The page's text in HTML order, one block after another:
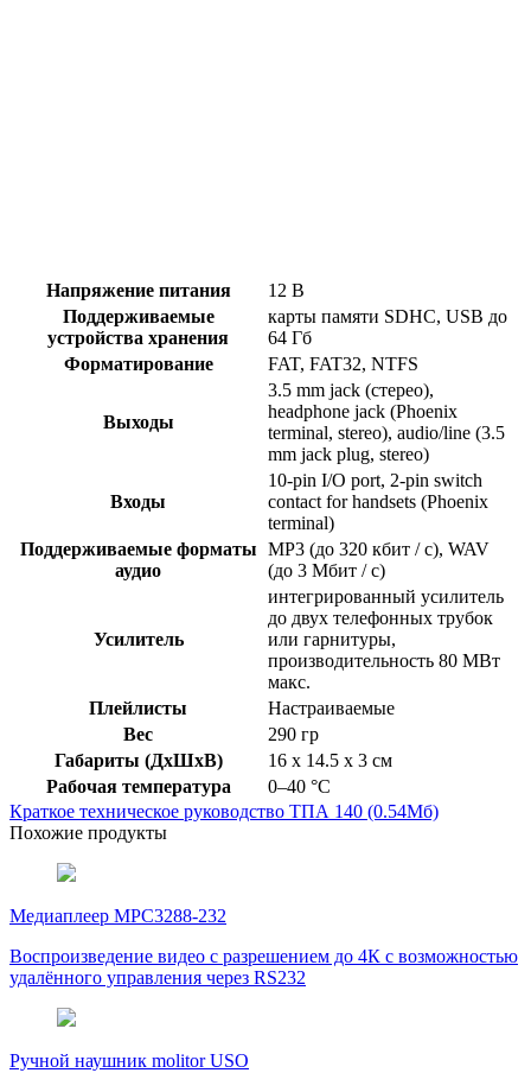
Напряжение питания
12 В
Поддерживаемые
устройства хранения
карты памяти SDHC, USB до
64 Гб
Форматирование
FAT, FAT32, NTFS
Выходы
3.5 mm jack (стерео),
headphone jack (Phoenix
terminal, stereo), audio/line (3.5
mm jack plug, stereo)
Входы
10-pin I/O port, 2-pin switch
contact for handsets (Phoenix
terminal)
Поддерживаемые форматы
аудио
MP3 (до 320 кбит / с), WAV
(до 3 Мбит / с)
Усилитель
интегрированный усилитель
до двух телефонных трубок
или гарнитуры,
производительность 80 МВт
макс.
Плейлисты
Настраиваемые
Вес
290 гр
Габариты (ДхШхВ)
16 x 14.5 x 3 см
Рабочая температура
0–40 °C
Краткое техническое руководство ТПА 140 (0.54Мб)
Похожие продукты
Медиаплеер MPC3288-232
Воспроизведение видео с разрешением до 4К с возможностью
удалённого управления через RS232
Ручной наушник molitor USO